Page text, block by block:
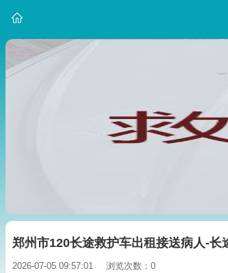
郑州市120长途救护车出租接送病人-
2026-07-05 09:57:01 浏览次数：0